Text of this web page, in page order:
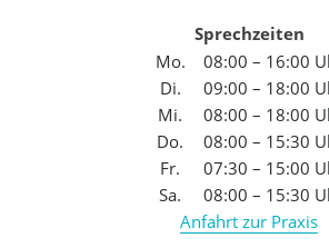
Sprechzeiten
Mo.
08:00 – 16:00
Di.
09:00 – 18:00
Mi.
08:00 – 18:00
Do.
08:00 – 15:30
Fr.
07:30 – 15:00
Sa.
08:00 – 15:30
Anfahrt zur Praxis